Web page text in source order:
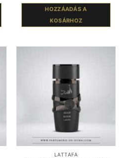
HOZZÁADÁS A
KOSÁRHOZ
LATTAFA